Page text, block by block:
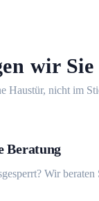
wir Sie
Haustür, nicht im
Beratung
Wir